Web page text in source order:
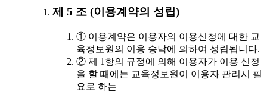
제 5 조 (이용계약의 성립)
① 이용계약은 이용자의 이용신청에 대한 교
육정보원의 이용 승낙에 의하여 성립됩니다.
② 제 1항의 규정에 의해 이용자가 이용 신청
을 할 때에는 교육정보원이 이용자 관리시 필
요로 하는